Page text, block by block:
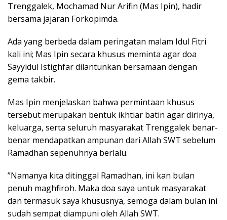
Trenggalek, Mochamad Nur Arifin (Mas Ipin), hadir
bersama jajaran Forkopimda.
Ada yang berbeda dalam peringatan malam Idul Fitri
kali ini; Mas Ipin secara khusus meminta agar doa
Sayyidul Istighfar dilantunkan bersamaan dengan
gema takbir.
Mas Ipin menjelaskan bahwa permintaan khusus
tersebut merupakan bentuk ikhtiar batin agar dirinya,
keluarga, serta seluruh masyarakat Trenggalek benar-
benar mendapatkan ampunan dari Allah SWT sebelum
Ramadhan sepenuhnya berlalu.
​”Namanya kita ditinggal Ramadhan, ini kan bulan
penuh maghfiroh. Maka doa saya untuk masyarakat
dan termasuk saya khususnya, semoga dalam bulan ini
sudah sempat diampuni oleh Allah SWT.